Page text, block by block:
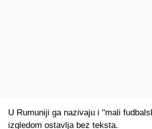
U Rumuniji ga nazivaju i "mali
izgledom ostavlja bez teksta.